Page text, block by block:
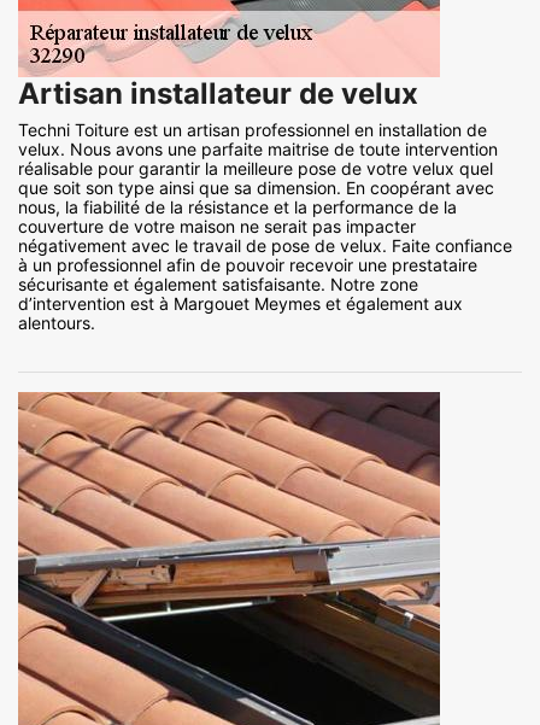
Artisan installateur de velux
Techni Toiture est un artisan professionnel en installation de
velux. Nous avons une parfaite maitrise de toute intervention
réalisable pour garantir la meilleure pose de votre velux quel
que soit son type ainsi que sa dimension. En coopérant avec
nous, la fiabilité de la résistance et la performance de la
couverture de votre maison ne serait pas impacter
négativement avec le travail de pose de velux. Faite confiance
à un professionnel afin de pouvoir recevoir une prestataire
sécurisante et également satisfaisante. Notre zone
d’intervention est à Margouet Meymes et également aux
alentours.